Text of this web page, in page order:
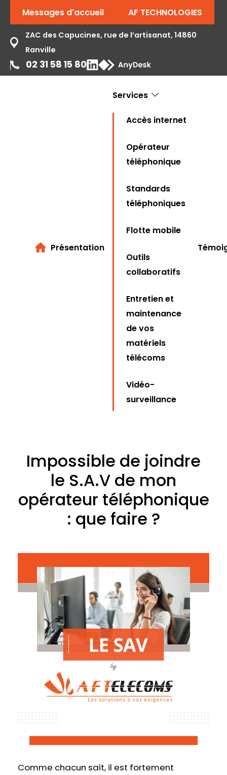
Messages d'accueil AF TECHNOLOGIES
ZAC des Capucines, rue de l’artisanat, 14860
Ranville
02 31 58 15 80
Présentation
Services
Accès internet
Opérateur
téléphonique
Standards
téléphoniques
Flotte mobile
Outils
collaboratifs
Entretien et
maintenance
de vos
matériels
télécoms
Vidéo-
surveillance
Impossible de joindre
le S.A.V de mon
opérateur téléphonique
: que faire ?
Comme chacun sait, il est fortement